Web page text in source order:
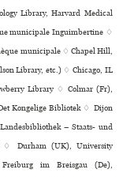
Library, Harvard Medical
muni­ci­pale Inguimbertine ♢
muni­ci­pale ♢ Chapel Hill,
Library, etc.) ♢ Chicago, IL
Library ♢ Colmar (Fr),
Kongelige Bibliotek ♢ Dijon
– Staats- und
♢ Durham (UK), University
im Breisgau (De),